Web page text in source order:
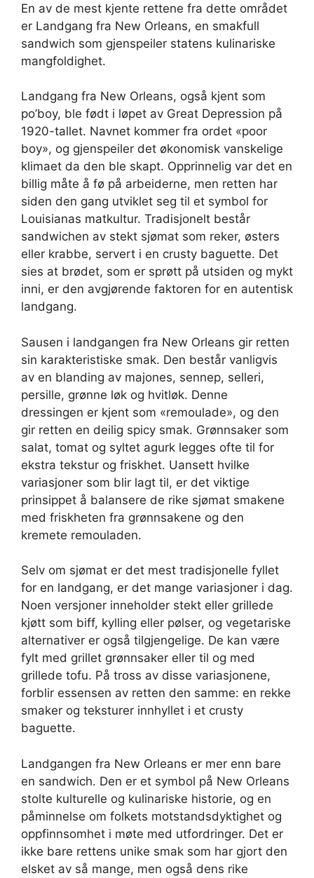
En av de mest kjente rettene fra dette området
er Landgang fra New Orleans, en smakfull
sandwich som gjenspeiler statens kulinariske
mangfoldighet.
Landgang fra New Orleans, også kjent som
po’boy, ble født i løpet av Great Depression på
1920-tallet. Navnet kommer fra ordet «poor
boy», og gjenspeiler det økonomisk vanskelige
klimaet da den ble skapt. Opprinnelig var det en
billig måte å fø på arbeiderne, men retten har
siden den gang utviklet seg til et symbol for
Louisianas matkultur. Tradisjonelt består
sandwichen av stekt sjømat som reker, østers
eller krabbe, servert i en crusty baguette. Det
sies at brødet, som er sprøtt på utsiden og mykt
inni, er den avgjørende faktoren for en autentisk
landgang.
Sausen i landgangen fra New Orleans gir retten
sin karakteristiske smak. Den består vanligvis
av en blanding av majones, sennep, selleri,
persille, grønne løk og hvitløk. Denne
dressingen er kjent som «remoulade», og den
gir retten en deilig spicy smak. Grønnsaker som
salat, tomat og syltet agurk legges ofte til for
ekstra tekstur og friskhet. Uansett hvilke
variasjoner som blir lagt til, er det viktige
prinsippet å balansere de rike sjømat smakene
med friskheten fra grønnsakene og den
kremete remouladen.
Selv om sjømat er det mest tradisjonelle fyllet
for en landgang, er det mange variasjoner i dag.
Noen versjoner inneholder stekt eller grillede
kjøtt som biff, kylling eller pølser, og vegetariske
alternativer er også tilgjengelige. De kan være
fylt med grillet grønnsaker eller til og med
grillede tofu. På tross av disse variasjonene,
forblir essensen av retten den samme: en rekke
smaker og teksturer innhyllet i et crusty
baguette.
Landgangen fra New Orleans er mer enn bare
en sandwich. Den er et symbol på New Orleans
stolte kulturelle og kulinariske historie, og en
påminnelse om folkets motstandsdyktighet og
oppfinnsomhet i møte med utfordringer. Det er
ikke bare rettens unike smak som har gjort den
elsket av så mange, men også dens rike